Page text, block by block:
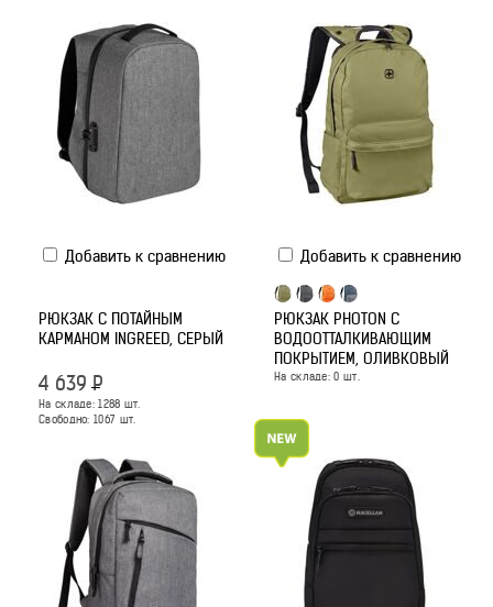
Добавить к сравнению
РЮКЗАК С ПОТАЙНЫМ
КАРМАНОМ INGREED, СЕРЫЙ
4 639 Р
На складе:1288 шт.
Свободно: 1067 шт.
Добавить к сравнению
РЮКЗАК PHOTON С
ВОДООТТАЛКИВАЮЩИМ
ПОКРЫТИЕМ, ОЛИВКОВЫЙ
На складе:0 шт.